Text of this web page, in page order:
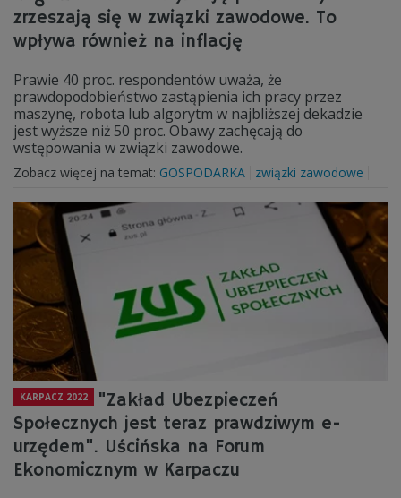
zrzeszają się w związki zawodowe. To
wpływa również na inflację
Prawie 40 proc. respondentów uważa, że
prawdopodobieństwo zastąpienia ich pracy przez
maszynę, robota lub algorytm w najbliższej dekadzie
jest wyższe niż 50 proc. Obawy zachęcają do
wstępowania w związki zawodowe.
Zobacz więcej na temat: GOSPODARKA związki zawodowe
KARPACZ 2022
"Zakład Ubezpieczeń
Społecznych jest teraz prawdziwym e-
urzędem". Uścińska na Forum
Ekonomicznym w Karpaczu